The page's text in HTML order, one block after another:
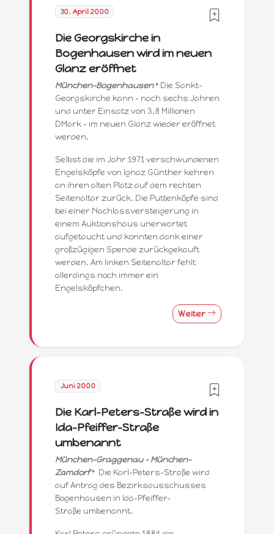
30. April 2000
Die Georgskirche in
Bogenhausen wird im neuen
Glanz eröffnet
München-Bogenhausen* Die Sankt-
Georgskirche kann - nach sechs Jahren
und unter Einsatz von 3,8 Millionen
DMark - im neuen Glanz wieder eröffnet
werden.
Selbst die im Jahr 1971 verschwundenen
Engelsköpfe von Ignaz Günther kehren
an ihren alten Platz auf dem rechten
Seitenaltar zurück. Die Puttenköpfe sind
bei einer Nachlassversteigerung in
einem Auktionshaus unerwartet
aufgetaucht und konnten dank einer
großzügigen Spende zurückgekauft
werden. Am linken Seitenaltar fehlt
allerdings noch immer ein
Engelsköpfchen.
Weiter
Juni 2000
Die Karl-Peters-Straße wird in
Ida-Pfeiffer-Straße
umbenannt
München-Graggenau - München-
Zamdorf* Die Karl-Peters-Straße wird
auf Antrag des Bezirksausschusses
Bogenhausen in Ida-Pfeiffer-
Straße umbenannt.